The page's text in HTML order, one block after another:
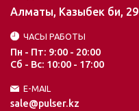
Алматы, Казыбек би, 29
ЧАСЫ РАБОТЫ
Пн - Пт: 9:00 - 20:00
Сб - Вс: 10:00 - 17:00
E-MAIL
sale@pulser.kz